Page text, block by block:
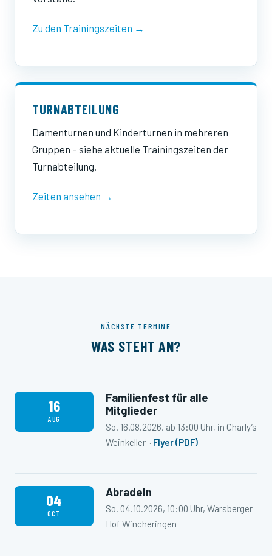
Zu den Trainingszeiten →
TURNABTEILUNG
Damenturnen und Kinderturnen in mehreren
Gruppen – siehe aktuelle Trainingszeiten der
Turnabteilung.
Zeiten ansehen →
NÄCHSTE TERMINE
WAS STEHT AN?
16
AUG
Familienfest für alle
Mitglieder
So. 16.08.2026, ab 13:00 Uhr, in Charly’s
Weinkeller · Flyer (PDF)
04
OCT
Abradeln
So. 04.10.2026, 10:00 Uhr, Warsberger
Hof Wincheringen